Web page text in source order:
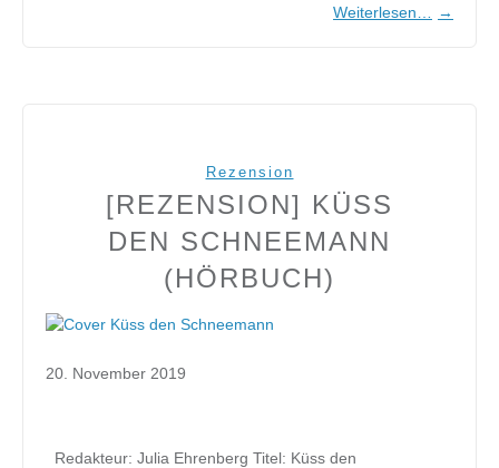
Weiterlesen… →
Rezension
[REZENSION] KÜSS
DEN SCHNEEMANN
(HÖRBUCH)
20. November 2019
Redakteur: Julia Ehrenberg Titel: Küss den